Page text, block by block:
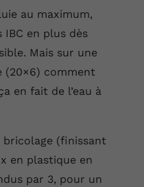
au maximum,
en plus dès
Mais sur une
(20×6) comment
en fait de l’eau à
bricolage (finissant
en plastique en
par 3, pour un